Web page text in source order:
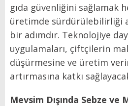
gıda güvenliğini sağlamak
üretimde sürdürülebilirliği
bir adımdır. Teknolojiye
uygulamaları, çiftçilerin
düşürmesine ve üretim
artırmasına katkı
Mevsim Dışında Sebze